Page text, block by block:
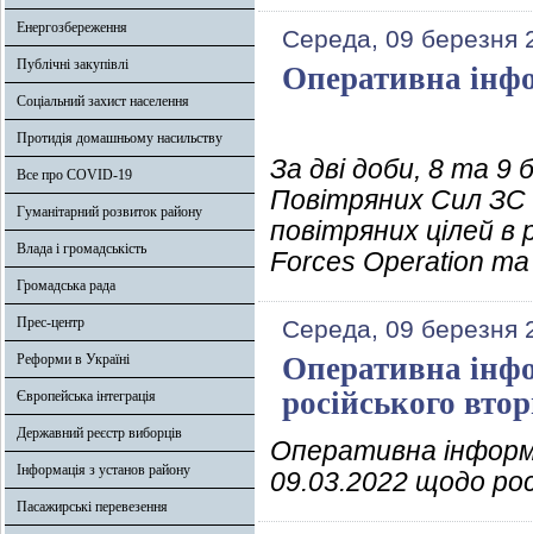
Енергозбереження
Публічні закупівлі
Соціальний захист населення
Протидія домашньому насильству
Все про COVID-19
Гуманітарний розвиток району
Влада і громадськість
Громадська рада
Прес-центр
Реформи в Україні
Європейська інтеграція
Державний реєстр виборців
Інформація з установ району
Пасажирські перевезення
Середа, 09 березня
Оперативна
За дві доби, 8 та 9
Повітряних Сил ЗС
повітряних цілей в
Forces Operation та
Середа, 09 березня
Оперативна
російського
Оперативна
09.03.2022 щодо